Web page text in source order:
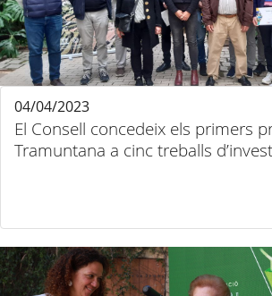
El Consell concedeix els primers
Tramuntana a cinc treballs
04/04/2023